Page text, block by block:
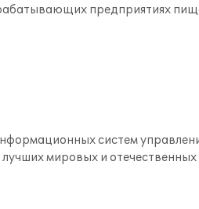
предприятиях
систем
мировых и